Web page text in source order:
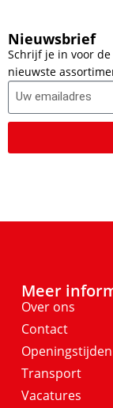
Nieuwsbrief
Schrijf je in voor
nieuwste
Meer
Over ons
Contact
Openingstijden
Transport
Vacatures